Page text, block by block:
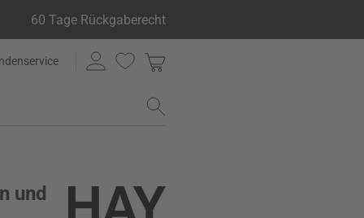
60 Tage Rückgaberecht
und